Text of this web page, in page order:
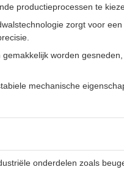
productieprocessen te
zorgt voor
gemakkelijk worden
mechanische
onderdelen zoals